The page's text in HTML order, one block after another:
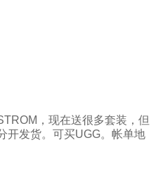
，现在送很多套装，但
开发货。可买UGG。帐单地